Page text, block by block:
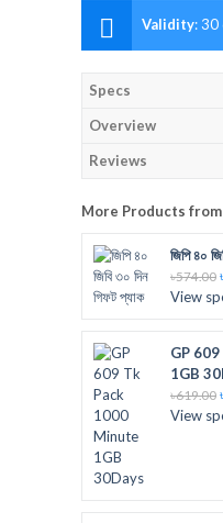
Validity:30
Specs
Overview
Reviews
More Products from
জিপি ৪০
৳574.00
View
GP
1GB
৳619.00
View